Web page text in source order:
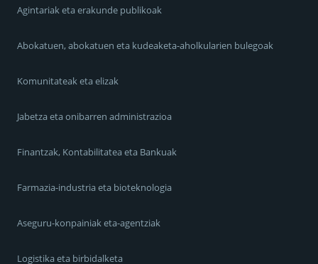
Agintariak eta erakunde publikoak
Abokatuen, abokatuen eta kudeaketa-aholkularien bulegoak
Komunitateak eta elizak
Jabetza eta onibarren administrazioa
Finantzak, Kontabilitatea eta Bankuak
Farmazia-industria eta bioteknologia
Aseguru-konpainiak eta-agentziak
Logistika eta birbidalketa